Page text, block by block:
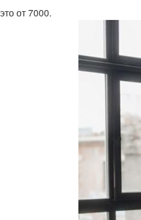
от 7000.